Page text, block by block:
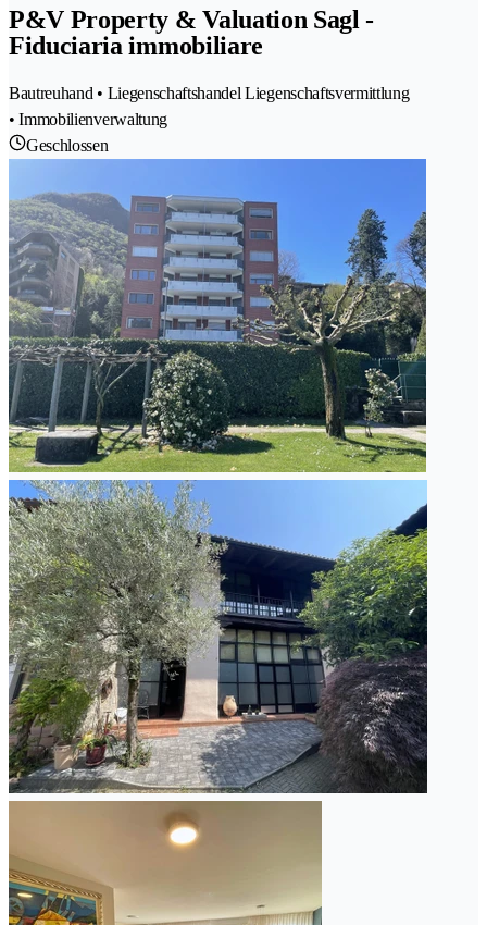
P&V Property & Valuation Sagl -
Fiduciaria immobiliare
Bautreuhand • Liegenschaftshandel Liegenschaftsvermittlung
• Immobilienverwaltung
Geschlossen